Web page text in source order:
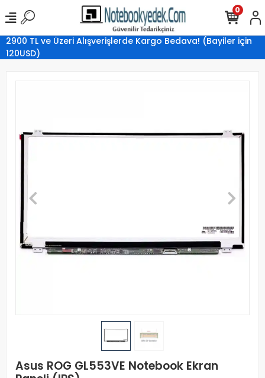
2900 TL ve Üzeri Alışverişlerde Kargo Bedava! (Bayiler için
120USD)
0
Asus ROG GL553VE Notebook Ekran